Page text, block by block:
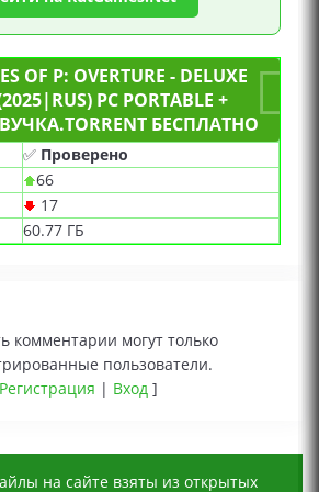
OF P: OVERTURE - DELUXE
PC PORTABLE +
БЕСПЛАТНО
✅ Проверено
66
17
60.77 ГБ
комментарии могут только
пользователи.
Регистрация | Вход ]
на сайте взяты из открытых